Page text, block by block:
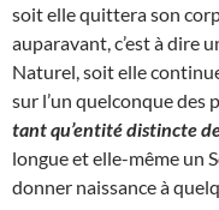
soit elle quittera son
auparavant, c’est à dire
Naturel, soit elle
sur l’un quelconque des
tant qu’entité distincte
longue et elle-même un
donner naissance à